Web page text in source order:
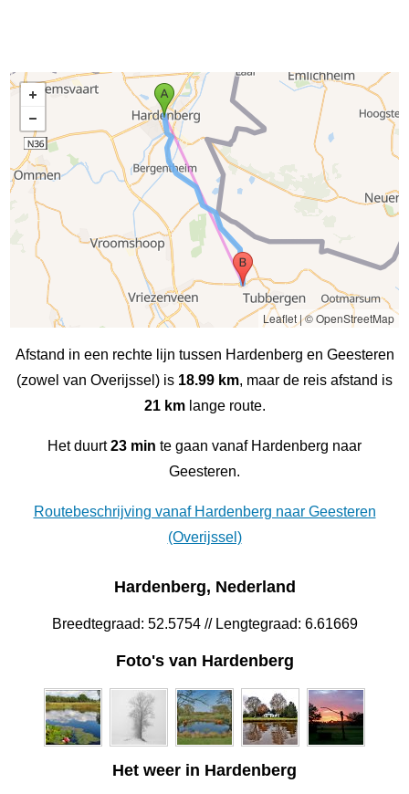
Leaflet|© OpenStreetMap
Afstand in een rechte lijn tussen Hardenberg en Geesteren
(zowel van Overijssel) is 18.99 km, maar de reis afstand is
21 kmlange route.
Het duurt23 min te gaan vanaf Hardenberg naar
Geesteren.
Routebeschrijving vanaf Hardenberg naar Geesteren
(Overijssel)
Hardenberg, Nederland
Breedtegraad: 52.5754 // Lengtegraad: 6.61669
Foto's van Hardenberg
Het weer in Hardenberg